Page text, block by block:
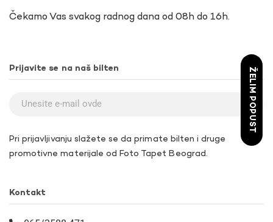
Čekamo Vas svakog radnog dana od 08h do 16h.
Prijavite se na naš bilten
Pri prijavljivanju slažete se da primate bilten i druge
promotivne materijale od Foto Tapet Beograd.
Kontakt
ŽELIM POPUST